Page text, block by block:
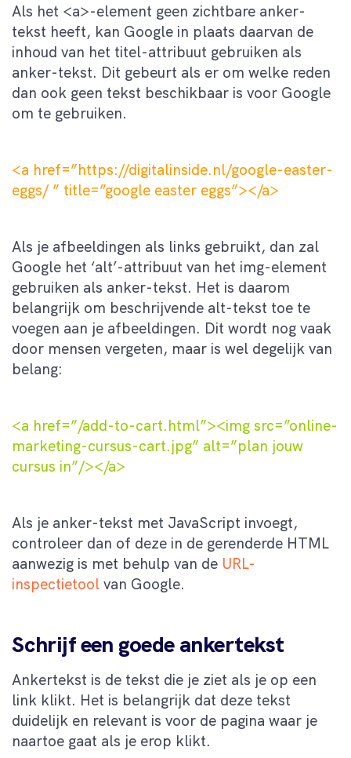
Als het <a>-element geen zichtbare anker-
tekst heeft, kan Google in plaats daarvan de
inhoud van het titel-attribuut gebruiken als
anker-tekst. Dit gebeurt als er om welke reden
dan ook geen tekst beschikbaar is voor Google
om te gebruiken.
<a href=”https://digitalinside.nl/google-easter-
eggs/ ” title=”google easter eggs”></a>
Als je afbeeldingen als links gebruikt, dan zal
Google het ‘alt’-attribuut van het img-element
gebruiken als anker-tekst. Het is daarom
belangrijk om beschrijvende alt-tekst toe te
voegen aan je afbeeldingen. Dit wordt nog vaak
door mensen vergeten, maar is wel degelijk van
belang:
<a href=”/add-to-cart.html”><img src=”online-
marketing-cursus-cart.jpg” alt=”plan jouw
cursus in”/></a>
Als je anker-tekst met JavaScript invoegt,
controleer dan of deze in de gerenderde HTML
aanwezig is met behulp van de URL-
inspectietool van Google.
Schrijf een goede ankertekst
Ankertekst is de tekst die je ziet als je op een
link klikt. Het is belangrijk dat deze tekst
duidelijk en relevant is voor de pagina waar je
naartoe gaat als je erop klikt.